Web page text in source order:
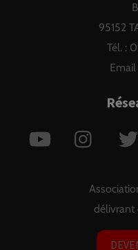
95152
Tél. :
Email
YouTube
délivrant